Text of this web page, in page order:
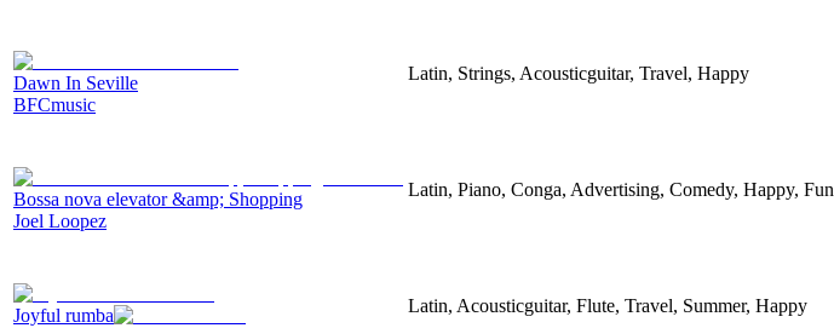
Dawn In Seville
BFCmusic
Latin, Strings, Acousticguitar, Travel, Happy
Bossa nova elevator &amp; Shopping
Joel Loopez
Latin, Piano, Conga, Advertising, Comedy, Happy, Fun
Joyful rumba
Latin, Acousticguitar, Flute, Travel, Summer, Happy